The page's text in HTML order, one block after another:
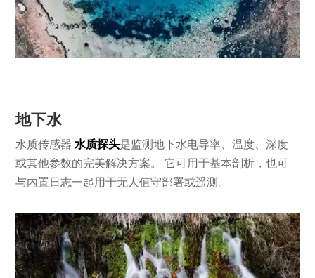
地下水
水质传感器水质探头是监测地下水电导率、温度、深度
或其他参数的完美解决方案。 它可用于基本剖析，也可
与内置日志一起用于无人值守部署或遥测。